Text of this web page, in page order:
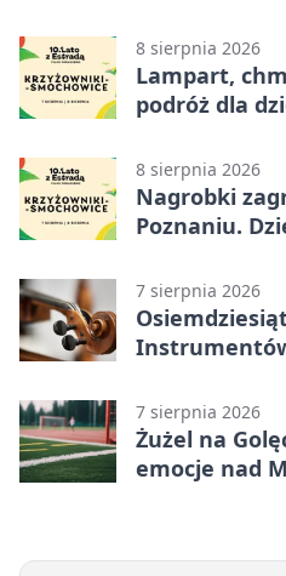
8 sierpnia 2026
Lampart,
podróż dla
8 sierpnia 2026
Nagrobki
Poznaniu.
7 sierpnia 2026
7 sierpnia 2026
Żużel na
emocje nad